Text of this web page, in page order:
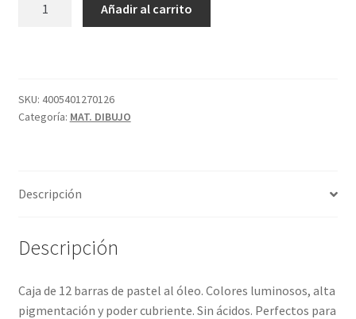
cantidad
Añadir al carrito
SKU: 4005401270126
Categoría: MAT. DIBUJO
Descripción
Descripción
Caja de 12 barras de pastel al óleo. Colores luminosos, alta
pigmentación y poder cubriente. Sin ácidos. Perfectos para